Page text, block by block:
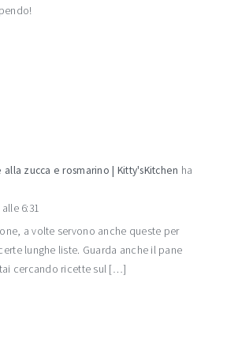
alla zucca e rosmarino | Kitty'sKitchen ha
6:31
a volte servono anche queste per
lunghe liste. Guarda anche il pane
cercando ricette sul […]